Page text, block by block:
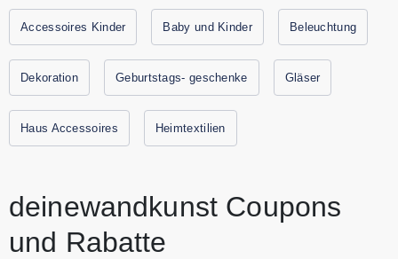
Jung oder Alt, in der schönen Hansestadt Rostock fertigt das
Team von deinewandkunst für jeden genau das Richtige.
Spare jetzt durch Gutscheine.codes mit den aktuellen
Gutscheine und Rabattaktionen von deinewandkunst.
Accessoires Kinder Baby und Kinder Beleuchtung
Dekoration Geburtstags- geschenke Gläser
Haus Accessoires Heimtextilien
deinewandkunst Coupons
und Rabatte